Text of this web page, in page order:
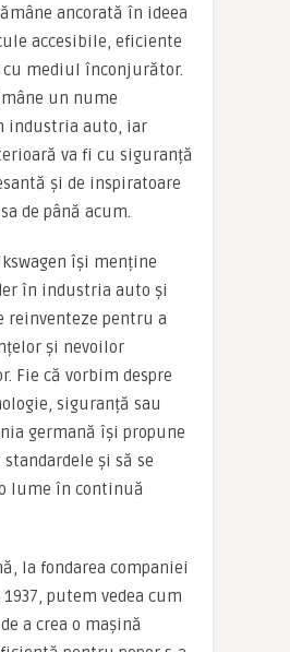
ancorată în ideea
accesibile, eficiente
cu mediul înconjurător.
un nume
industria auto, iar
va fi cu siguranță
și de inspiratoare
de până acum.
își menține
în industria auto și
reinventeze pentru a
și nevoilor
Fie că vorbim despre
siguranță sau
germană își propune
standardele și să se
lume în continuă
la fondarea companiei
putem vedea cum
a crea o mașină